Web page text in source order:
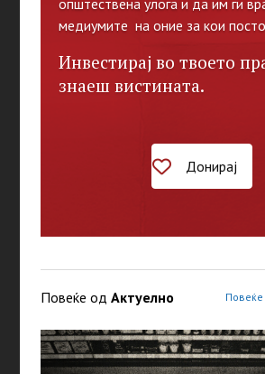
медиумите на оние за кои
Инвестирај во твоето
знаеш вистината.
Донирај
Повеќе од Актуелно Повеќе